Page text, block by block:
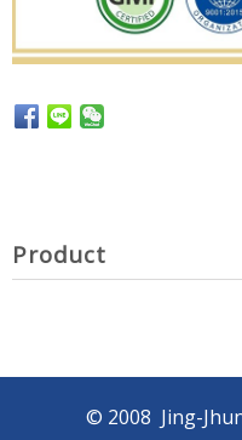
Product
© 2008 Jing-